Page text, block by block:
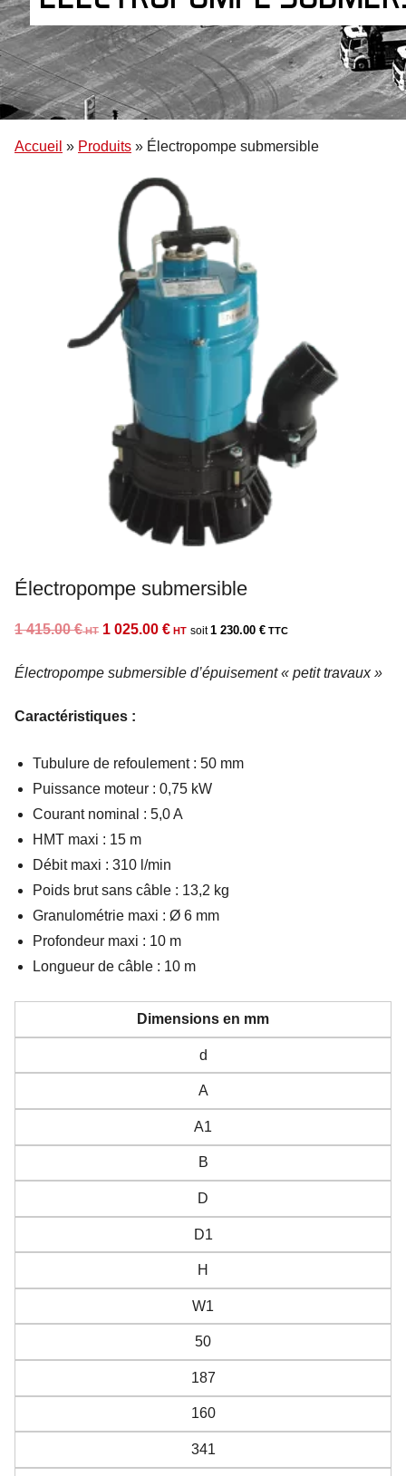
Accueil » Produits » Électropompe submersible
Électropompe submersible
1 415.00€
Le
initial
415.00 €.
1 025.00 €
Le
actuel
025.00 €.
1 230.00 €
Électropompe submersible d’épuisement « petit travaux »
Caractéristiques :
Tubulure de refoulement : 50 mm
Puissance moteur : 0,75 kW
Courant nominal : 5,0 A
HMT maxi : 15 m
Débit maxi : 310 l/min
Poids brut sans câble : 13,2 kg
Granulométrie maxi : Ø 6 mm
Profondeur maxi : 10 m
Longueur de câble : 10 m
Dimensions en mm
d
A
A1
B
D
D1
H
W1
50
187
160
341